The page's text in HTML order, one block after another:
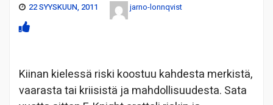
22 SYYSKUUN, 2011 jarno-lonnqvist
Kiinan kielessä riski koostuu kahdesta merkistä,
vaarasta tai kriisistä ja mahdollisuudesta. Sata